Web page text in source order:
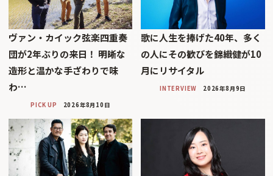
ヴァン・カイック弦楽四重奏
団が2年ぶりの来日！ 明晰な
造形と温かな手ざわりで味
わ…
PICK UP 2026年8月10日
歌に人生を捧げた40年、多く
の人にその歓びを錦織健が10
月にリサイタル
INTERVIEW 2026年8月9日